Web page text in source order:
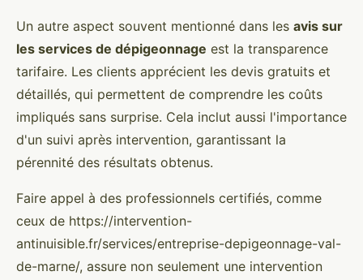
Un autre aspect souvent mentionné dans les avis sur
les services de dépigeonnage est la transparence
tarifaire. Les clients apprécient les devis gratuits et
détaillés, qui permettent de comprendre les coûts
impliqués sans surprise. Cela inclut aussi l'importance
d'un suivi après intervention, garantissant la
pérennité des résultats obtenus.
Faire appel à des professionnels certifiés, comme
ceux de https://intervention-
antinuisible.fr/services/entreprise-depigeonnage-val-
de-marne/, assure non seulement une intervention